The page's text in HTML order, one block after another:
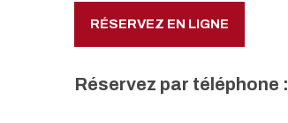
RÉSERVEZ EN LIGNE
Réservez par téléphone :